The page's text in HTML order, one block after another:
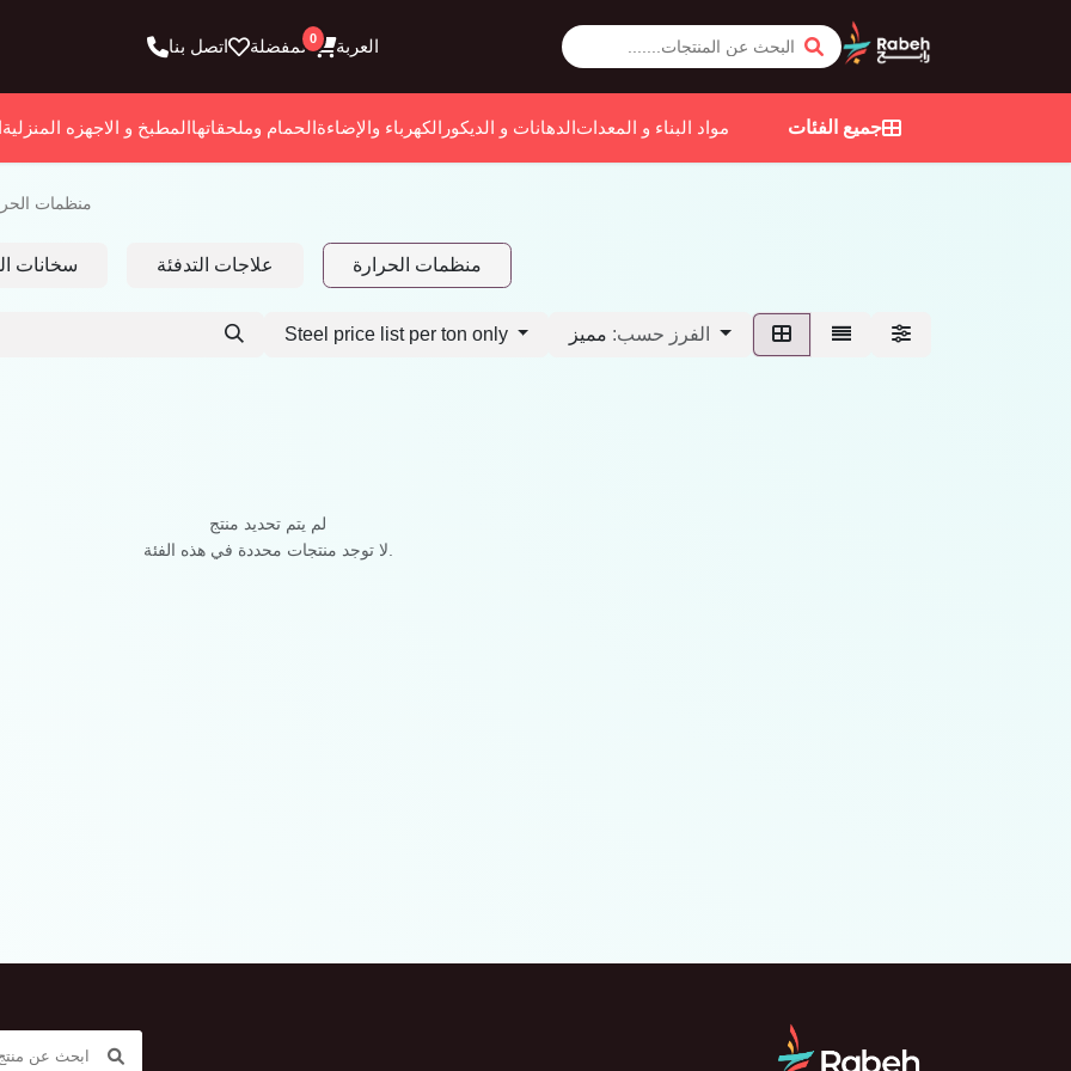
العربة 0المفضلة اتصل بنا
جميع الفئات مواد البناء و المعداتالدهانات و الديكور الكهرباء والإضاءةالحمام وملحقاتهاالمطبخ و الاجهزه المنزلية
منظمات
سخانات علاجات التدفئة منظمات الحرارة
Steel price list per ton only الفرز حسب:
لم يتم تحديد منتج